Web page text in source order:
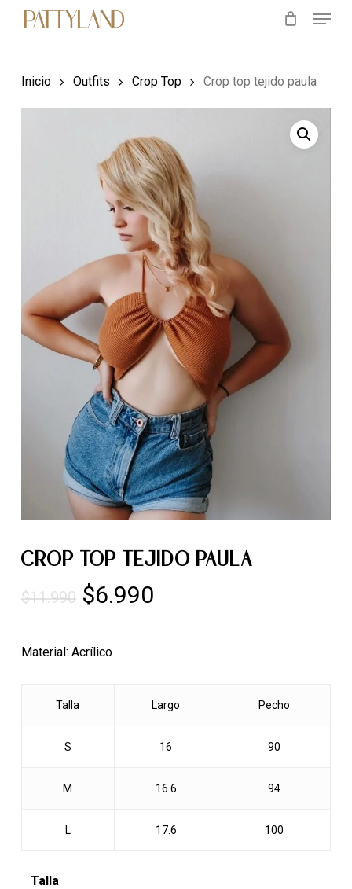
content
Menu
Inicio Outfits Crop Top Crop top tejido paula
CROP TOP TEJIDO PAULA
$11.990 El
original
era:
$6.990El
Material: Acrílico
Talla Largo Pecho
S 16 90
M 16.6 94
L 17.6 100
Talla